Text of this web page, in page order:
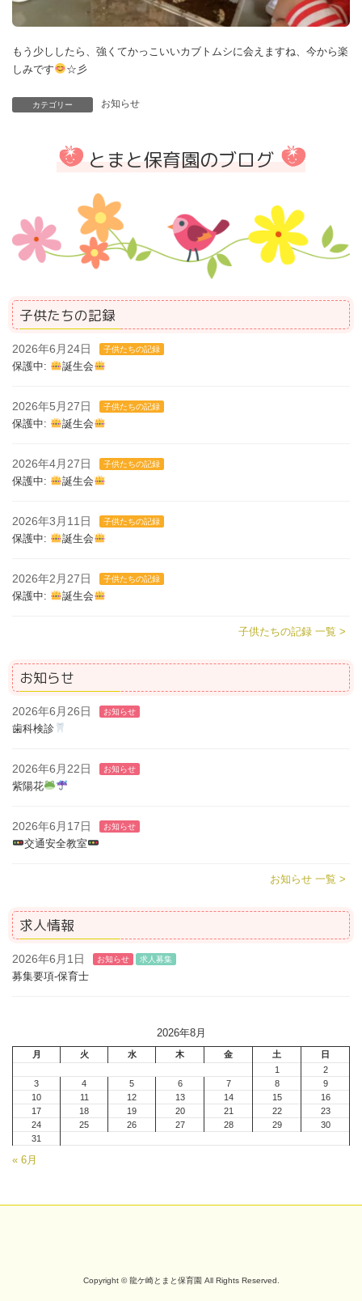
もう少ししたら、強くてかっこいいカブトムシに会えますね、今から楽
しみです
☆彡
カテゴリー お知らせ
とまと保育園のブログ
子供たちの記録
2026年6月24日 子供たちの記録
保護中: 誕生会
2026年5月27日 子供たちの記録
保護中: 誕生会
2026年4月27日 子供たちの記録
保護中: 誕生会
2026年3月11日 子供たちの記録
保護中: 誕生会
2026年2月27日 子供たちの記録
保護中: 誕生会
子供たちの記録 一覧 >
お知らせ
2026年6月26日 お知らせ
歯科検診
2026年6月22日 お知らせ
紫陽花
2026年6月17日 お知らせ
交通安全教室
お知らせ 一覧 >
求人情報
2026年6月1日 お知らせ 求人募集
募集要項-保育士
2026年8月
月 火 水 木 金 土
日
1
2
3
4 5 6 7 8
9
10
11 12 13 14 15
16
17
18 19 20 21 22
23
24
25 26 27 28 29
30
31
« 6月
Copyright © 龍ケ崎とまと保育園 All Rights Reserved.